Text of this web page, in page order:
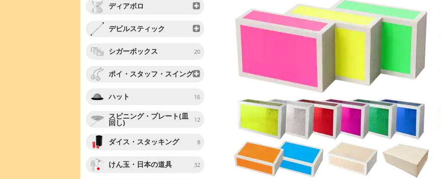
ディアボロ
デビルスティック
シガーボックス 20
ポイ・スタッフ・スイング
ハット 16
スピニング・プレート(皿
回し) 12
ダイス・スタッキング 8
けん玉・日本の道具 32